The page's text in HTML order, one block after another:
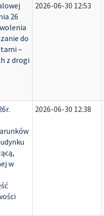
26
do
–
z drogi
2026-06-30 12:53
w
2026-06-30 12:38